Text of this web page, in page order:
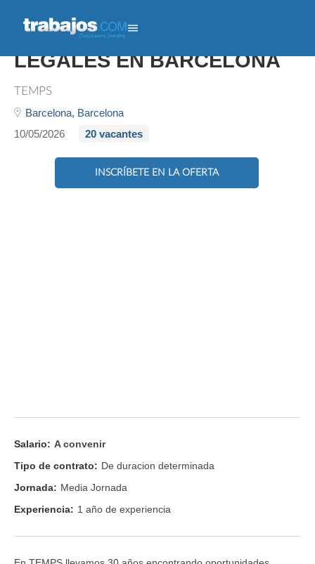
COMERCIAL SERVICIOS
LEGALES EN BARCELONA
TEMPS
Barcelona, Barcelona
10/05/2026
20 vacantes
INSCRÍBETE EN LA OFERTA
Salario: A convenir
Tipo de contrato: De duracion determinada
Jornada: Media Jornada
Experiencia: 1 año de experiencia